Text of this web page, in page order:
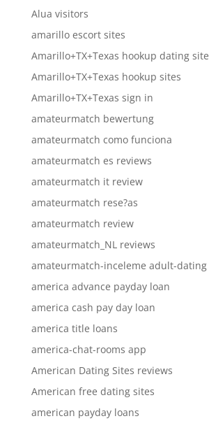
Alua visitors
amarillo escort sites
Amarillo+TX+Texas hookup dating site
Amarillo+TX+Texas hookup sites
Amarillo+TX+Texas sign in
amateurmatch bewertung
amateurmatch como funciona
amateurmatch es reviews
amateurmatch it review
amateurmatch rese?as
amateurmatch review
amateurmatch_NL reviews
amateurmatch-inceleme adult-dating
america advance payday loan
america cash pay day loan
america title loans
america-chat-rooms app
American Dating Sites reviews
American free dating sites
american payday loans